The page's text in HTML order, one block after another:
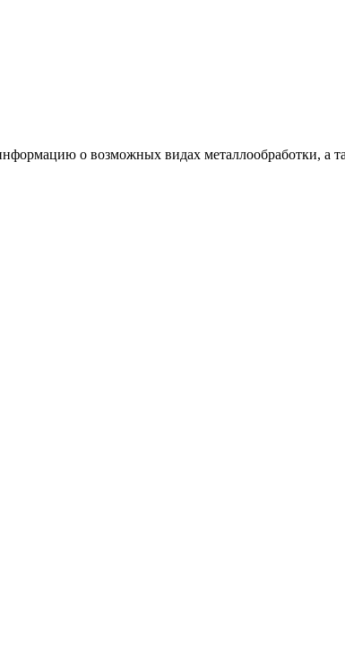
о возможных видах металлообработки, а